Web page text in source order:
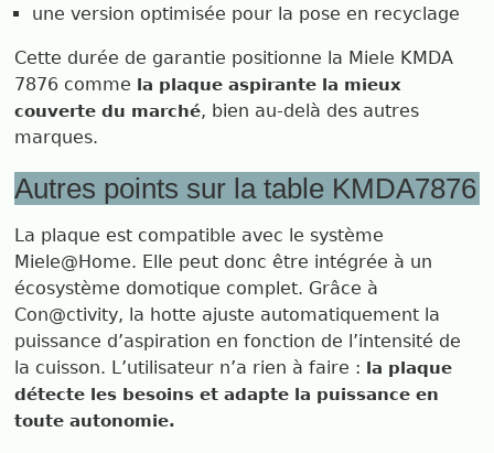
une version optimisée pour la pose en recyclage
Cette durée de garantie positionne la Miele KMDA
7876 comme la plaque aspirante la mieux
couverte du marché, bien au-delà des autres
marques.
Autres points sur la table KMDA7876
La plaque est compatible avec le système
Miele@Home. Elle peut donc être intégrée à un
écosystème domotique complet. Grâce à
Con@ctivity, la hotte ajuste automatiquement la
puissance d’aspiration en fonction de l’intensité de
la cuisson. L’utilisateur n’a rien à faire :
la plaque
détecte les besoins et adapte la puissance en
toute autonomie.